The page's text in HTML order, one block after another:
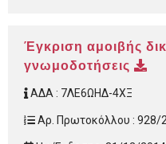
Έγκριση αμοιβής
γνωμοδοτήσεις
ΑΔΑ : 7ΛΕ6ΩΗΔ-4ΧΞ
Αρ. Πρωτοκόλλου : 928/